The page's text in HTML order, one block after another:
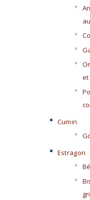
et
Cumin
Estragon